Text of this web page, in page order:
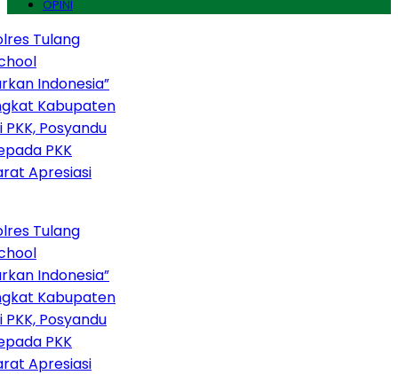
OPINI
Tulang
Indonesia”
Kabupaten
Posyandu
PKK
Apresiasi
Tulang
Indonesia”
Kabupaten
Posyandu
PKK
Apresiasi